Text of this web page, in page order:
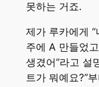
못하는 거죠.
제가 루카에게
주에 A 만들었
생겼어”라고 설
트가 뭐예요?”